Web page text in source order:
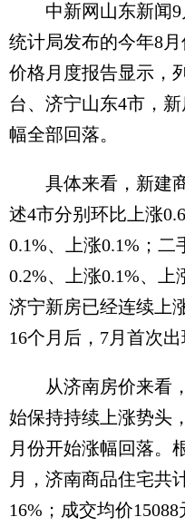
中新网山东新闻9
统计局发布的今年8
价格月度报告显示，
台、济宁山东4市，
幅全部回落。
具体来看，新建商
述4市分别环比上涨
0.1%、上涨0.1%；
0.2%、上涨0.1%、上
济宁新房已经连续上
16个月后，7月首次
从济南房价来看，
始保持持续上涨势头
月份开始涨幅回落。
月，济南商品住宅共
16%；成交均价